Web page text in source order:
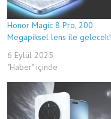
Honor Magic 8 Pro, 200
Megapiksel lens ile gelecek!
6 Eylül 2025
"Haber" içinde